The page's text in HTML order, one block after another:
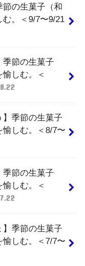
節の生菓子（和
。＜9/7〜9/21
季節の生菓子
愉しむ。＜
】季節の生菓子
愉しむ。＜8/7〜
季節の生菓子
愉しむ。＜
】季節の生菓子
愉しむ。＜7/7〜